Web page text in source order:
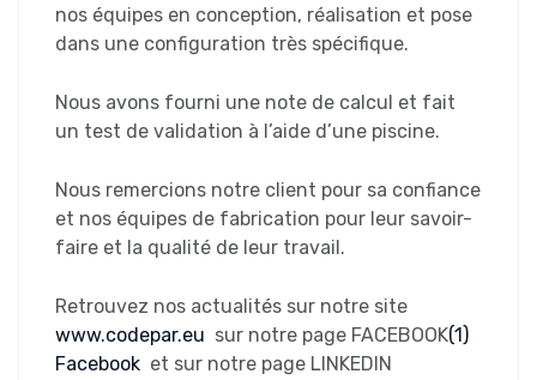
nos équipes en conception, réalisation et pose
dans une configuration très spécifique.
Nous avons fourni une note de calcul et fait
un test de validation à l’aide d’une piscine.
Nous remercions notre client pour sa confiance
et nos équipes de fabrication pour leur savoir-
faire et la qualité de leur travail.
Retrouvez nos actualités sur notre site
www.codepar.eu sur notre page FACEBOOK(1)
Facebook et sur notre page LINKEDIN